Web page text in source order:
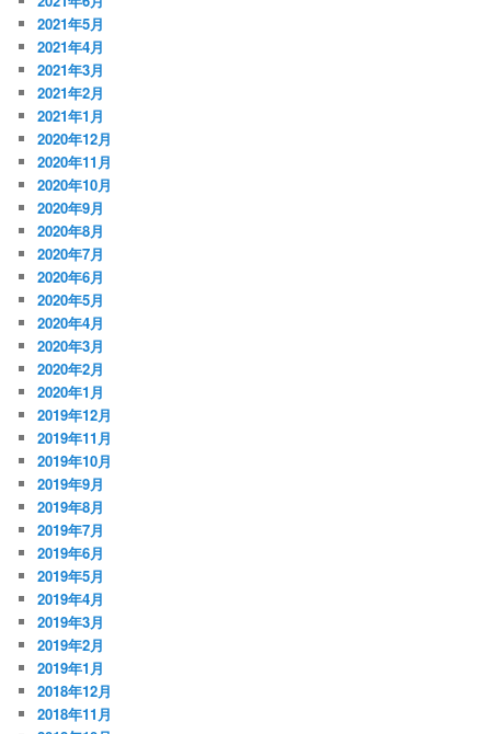
2021年5月
2021年4月
2021年3月
2021年2月
2021年1月
2020年12月
2020年11月
2020年10月
2020年9月
2020年8月
2020年7月
2020年6月
2020年5月
2020年4月
2020年3月
2020年2月
2020年1月
2019年12月
2019年11月
2019年10月
2019年9月
2019年8月
2019年7月
2019年6月
2019年5月
2019年4月
2019年3月
2019年2月
2019年1月
2018年12月
2018年11月